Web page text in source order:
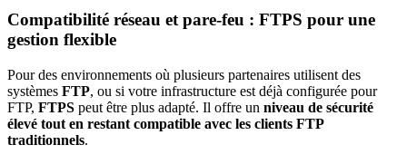
Compatibilité réseau et pare-feu : FTPS pour une
gestion flexible
Pour des environnements où plusieurs partenaires utilisent des
systèmes FTP, ou si votre infrastructure est déjà configurée pour
FTP, FTPS peut être plus adapté. Il offre un niveau de sécurité
élevé tout en restant compatible avec les clients FTP
traditionnels.